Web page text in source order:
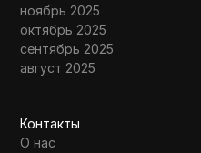
ноябрь 2025
октябрь 2025
сентябрь 2025
август 2025
Контакты
О нас